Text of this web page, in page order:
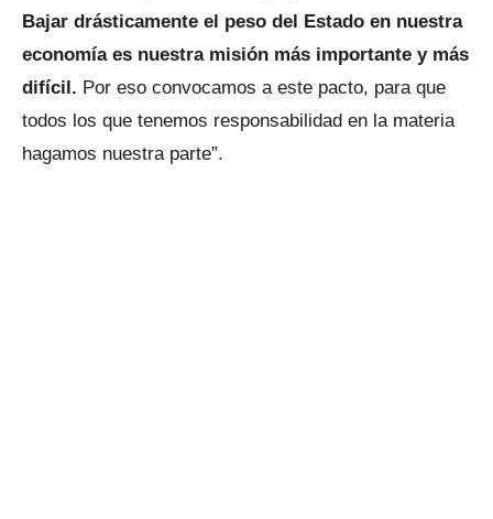
Bajar drásticamente el peso del Estado en nuestra
economía es nuestra misión más importante y más
difícil. Por eso convocamos a este pacto, para que
todos los que tenemos responsabilidad en la materia
hagamos nuestra parte”.